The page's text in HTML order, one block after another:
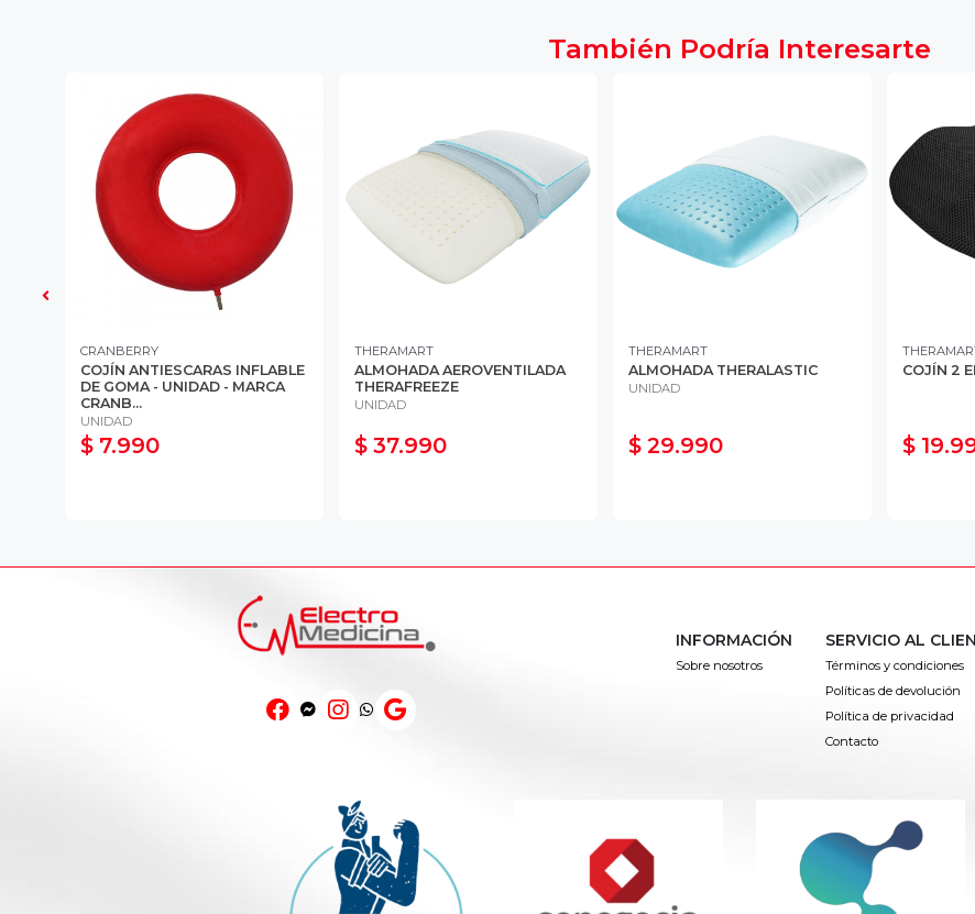
También Podría Interesarte
CRANBERRY
COJÍN ANTIESCARAS INFLABLE
DE GOMA - UNIDAD - MARCA
CRANB...
UNIDAD
$ 7.990
THERAMART
ALMOHADA AEROVENTILADA
THERAFREEZE
UNIDAD
$ 37.990
THERAMART
ALMOHADA THERALASTIC
UNIDAD
$ 29.990
COJÍN 2
$
INFORMACIÓN
Sobre nosotros
SERVICIO AL
Términos y condiciones
Políticas de devolución
Política de privacidad
Contacto